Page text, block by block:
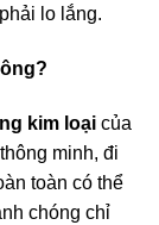
lo lắng.
kim loại của
minh, đi
toàn có thể
chóng chỉ